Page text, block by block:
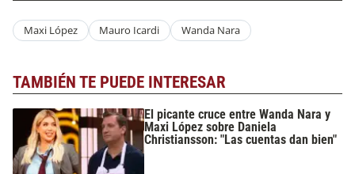
Maxi López Mauro Icardi Wanda Nara
TAMBIÉN TE PUEDE INTERESAR
El picante cruce entre Wanda Nara y
Maxi López sobre Daniela
Christiansson: "Las cuentas dan bien"